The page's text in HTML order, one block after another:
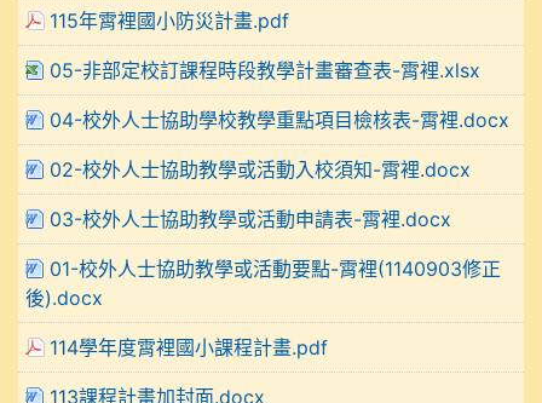
115年霄裡國小防災計畫.pdf
05-非部定校訂課程時段教學計畫審查表-霄裡.xlsx
04-校外人士協助學校教學重點項目檢核表-霄裡.docx
02-校外人士協助教學或活動入校須知-霄裡.docx
03-校外人士協助教學或活動申請表-霄裡.docx
01-校外人士協助教學或活動要點-霄裡(1140903修正
後).docx
114學年度霄裡國小課程計畫.pdf
113課程計畫加封面.docx